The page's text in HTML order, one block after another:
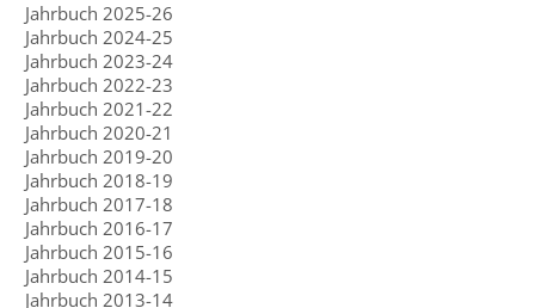
Jahrbuch 2025-26
Jahrbuch 2024-25
Jahrbuch 2023-24
Jahrbuch 2022-23
Jahrbuch 2021-22
Jahrbuch 2020-21
Jahrbuch 2019-20
Jahrbuch 2018-19
Jahrbuch 2017-18
Jahrbuch 2016-17
Jahrbuch 2015-16
Jahrbuch 2014-15
Jahrbuch 2013-14